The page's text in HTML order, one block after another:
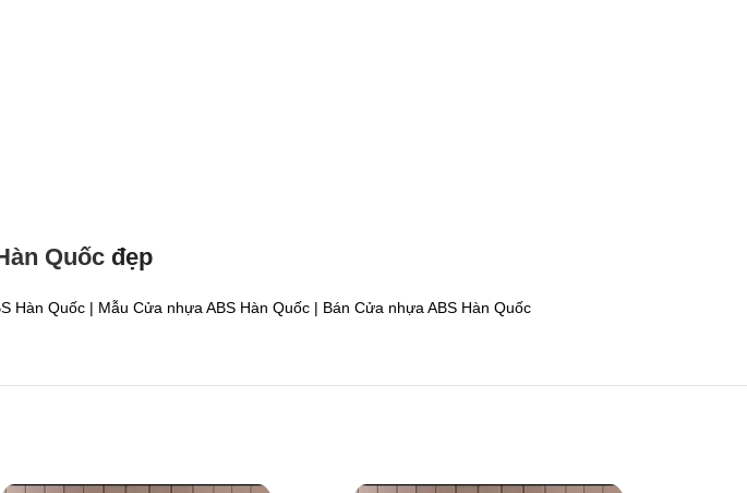
Quốc đẹp
Quốc | Mẫu Cửa nhựa ABS Hàn Quốc | Bán Cửa nhựa ABS Hàn Quốc